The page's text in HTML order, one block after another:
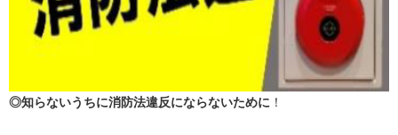
◎知らないうちに消防法違反にならないために ！